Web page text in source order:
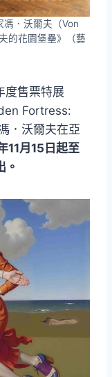
．沃爾夫（Von
的花園堡壘》（藝
度售票特展
Fortress:
．沃爾夫在亞
11月15日起至
。